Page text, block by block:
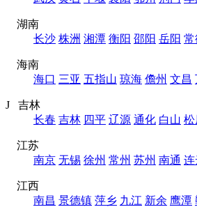
湖南
长沙 株洲 湘潭 衡阳 邵阳 岳阳 常
海南
海口 三亚 五指山 琼海 儋州 文昌
J 吉林
长春 吉林 四平 辽源 通化 白山 松
江苏
南京 无锡 徐州 常州 苏州 南通 连
江西
南昌 景德镇 萍乡 九江 新余 鹰潭